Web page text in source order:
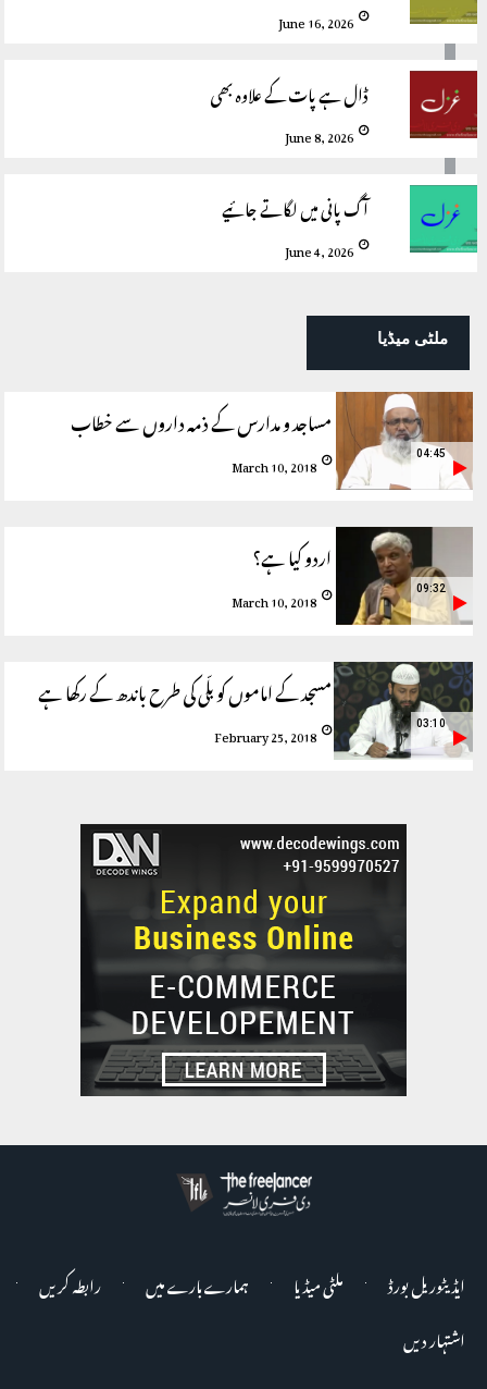
June 16, 2026
ڈال ہے پات کے علاوہ بھی
June 8, 2026
آگ پانی میں لگاتے جائیے
June 4, 2026
ملٹی میڈیا
مساجد و مدارس کے ذمہ داروں سے خطاب
March 10, 2018 04:45
اردو کیا ہے؟
March 10, 2018 09:32
مسجد کے اماموں کو بلّی کی طرح باندھ کے رکھا ہے
February 25, 2018 03:10
ایڈیٹوریل بورڈ ملٹی میڈیا ہمارے بارے میں
رابطہ کریں
اشتہار دیں